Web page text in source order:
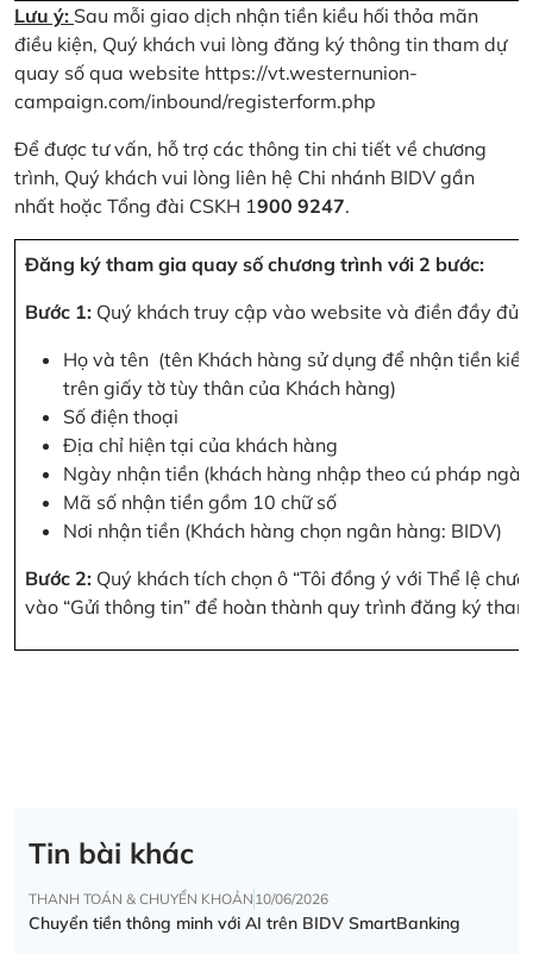
Lưu ý: Sau mỗi giao dịch nhận tiền kiều hối thỏa mãn
điều kiện, Quý khách vui lòng đăng ký thông tin tham dự
quay số qua website https://vt.westernunion-
campaign.com/inbound/registerform.php
Để được tư vấn, hỗ trợ các thông tin chi tiết về chương
trình, Quý khách vui lòng liên hệ Chi nhánh BIDV gần
nhất hoặc Tổng đài CSKH 1900 9247.
Đăng ký tham gia quay số chương trình với 2 bước:
Bước 1: Quý khách truy cập vào website và điền đầy đủ
Họ và tên (tên Khách hàng sử dụng để nhận tiền
trên giấy tờ tùy thân của Khách hàng)
Số điện thoại
Địa chỉ hiện tại của khách hàng
Ngày nhận tiền (khách hàng nhập theo cú pháp
Mã số nhận tiền gồm 10 chữ số
Nơi nhận tiền (Khách hàng chọn ngân hàng: BIDV)
Bước 2: Quý khách tích chọn ô “Tôi đồng ý với Thể lệ
vào “Gửi thông tin” để hoàn thành quy trình đăng ký
Tin bài khác
THANH TOÁN & CHUYỂN KHOẢN 10/06/2026
Chuyển tiền thông minh với AI trên BIDV SmartBanking